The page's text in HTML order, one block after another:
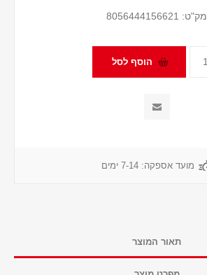
מק"ט: 8056444156621
מועד אספקה: 7-14 ימים
תאור המוצר